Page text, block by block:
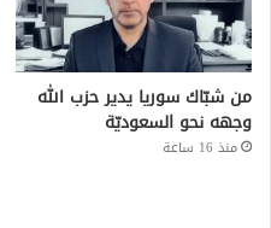
من شبّاك سوريا يدير حزب الله
وجهه نحو السعوديّة
منذ 16 ساعة